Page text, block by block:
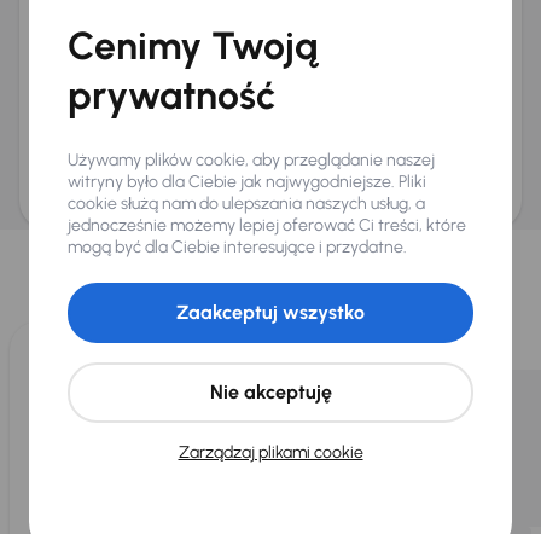
Na numer telefonu (opcjonalnie)
Wyślij zapytanie
ani zagwarantowaną dostępnością pojazdu. AURES Holdings a.s., z siedzibą
Dopraváků 874/15, Čimice, 184 00 Praga 8, będzie przechowywać i przetwarzać
Twoje dane osobowe zgodnie z zasadami ochrony i przetwarzaniadanych
osobowych
Wybraliśmy dla Ciebie
Wybieramy dla Ciebienajlepsze pojazdyz naszej oferty. Kupimy
dla Ciebiedo 400 pojazdówkażdego dnia.
Cenimy Twoją
prywatność
Używamy plików cookie, aby przeglądanie naszej
witryny było dla Ciebie jak najwygodniejsze. Pliki
cookie służą nam do ulepszania naszych usług, a
jednocześnie możemy lepiej oferować Ci treści, które
mogą być dla Ciebie interesujące i przydatne.
Zarządzaj plikami cookie
Nie akceptuję
Zaakceptuj wszystko